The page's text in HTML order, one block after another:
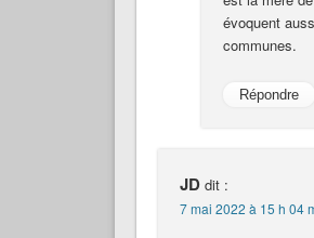
évoquent
communes.
Répondre
JD dit :
7 mai 2022 à 15 h 04